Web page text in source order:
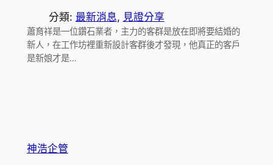
分類: 最新消息, 見證分享
蕭育祥是一位鑽石業者，主力的客群是放在即將要結婚的
新人，在工作坊裡重新設計客群後才發現，他真正的客戶
是新娘才是…
神浩企管